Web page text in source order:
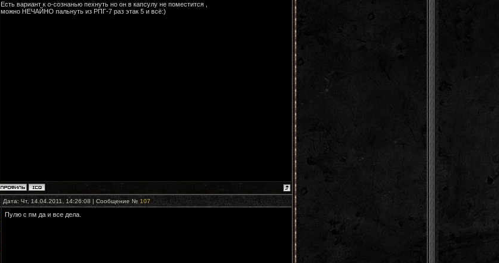
Есть вариант к о-сознанью пехнуть но он в капсулу не поместится ,
можно НЕЧАЙНО пальнуть из РПГ-7 раз этак 5 и всё:)
Дата: Чт, 14.04.2011, 14:26:08 | Сообщение № 107
Пулю с пм да и все дела.